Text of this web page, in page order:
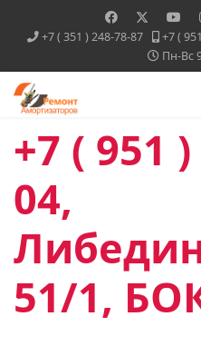
+7 ( 351 ) 248-78-87 +7 (
Пн-Вс
+7 ( 951
04,
51/1,